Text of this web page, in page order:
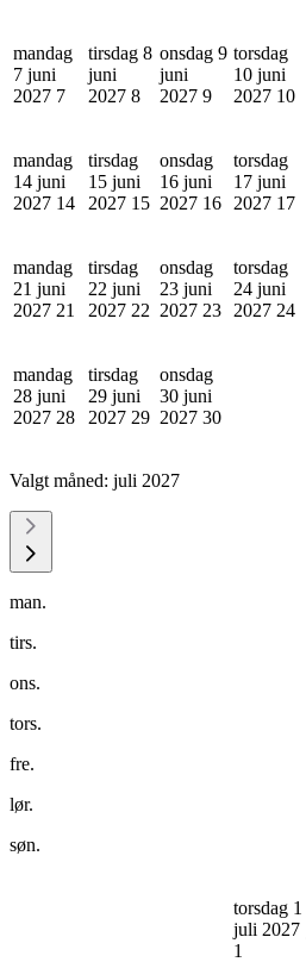
mandag
7 juni
2027 7
tirsdag 8
juni
2027 8
onsdag 9
juni
2027 9
torsdag
10 juni
2027 10
mandag
14 juni
2027 14
tirsdag
15 juni
2027 15
onsdag
16 juni
2027 16
torsdag
17 juni
2027 17
mandag
21 juni
2027 21
tirsdag
22 juni
2027 22
onsdag
23 juni
2027 23
torsdag
24 juni
2027 24
mandag
28 juni
2027 28
tirsdag
29 juni
2027 29
onsdag
30 juni
2027 30
Valgt måned: juli 2027
man.
tirs.
ons.
tors.
fre.
lør.
søn.
torsdag 1
juli 2027
1